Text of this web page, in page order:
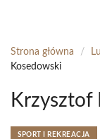
Strona główna /
Kosedowski
Krzysztof
SPORT I REKREACJA